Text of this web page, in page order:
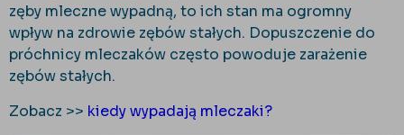
zęby mleczne wypadną, to ich stan ma ogromny
wpływ na zdrowie zębów stałych. Dopuszczenie do
próchnicy mleczaków często powoduje zarażenie
zębów stałych.
Zobacz >> kiedy wypadają mleczaki?